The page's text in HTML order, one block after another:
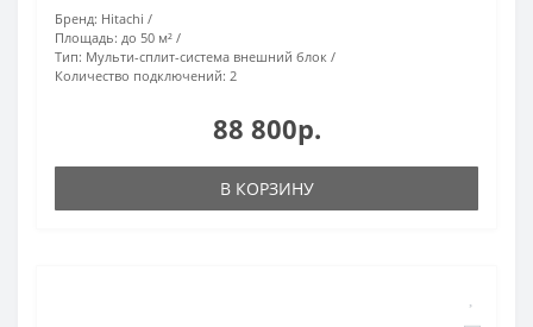
Бренд: Hitachi
Площадь: до 50 м²
Тип: Мульти-сплит-система внешний блок
Количество подключений: 2
88 800р.
В КОРЗИНУ